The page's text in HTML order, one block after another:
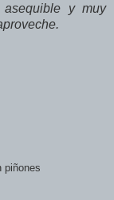
y muy
piñones